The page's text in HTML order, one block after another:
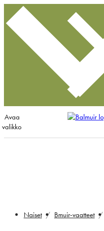
Avaa
valikko
Naiset Bmuir-vaatteet